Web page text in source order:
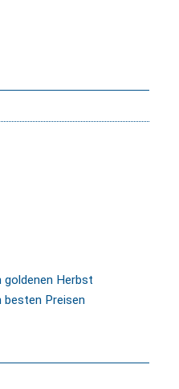
Herbst
besten Preisen